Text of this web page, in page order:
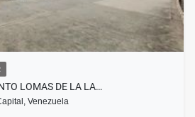
LOMAS DE LA LA…
Venezuela